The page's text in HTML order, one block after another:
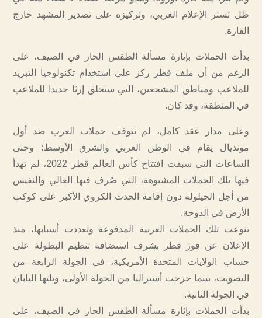
ظل تستر الإعلام الغربي، وتركيزه على تصدير المشهد خارج
القارة.
بدأت الحملات بإثارة مسألة الطقس الحار في الصيف، على
الرغم من أن ملف قطر ركز على استخدام تكنولوجيا التبريد
للملاعب ومناطق المشجعين، التي ستخلق إرثا جديدا للملاعب
في المنطقة، وقد كان.
وعلى مدار عقد كامل، لم تتوقف حملات الغرب ضد أول
مونديال يقام في الوطن العربي والشرق الأوسط؛ وحتى
الساعات التي سبقت افتتاح كأس العالم قطر 2022، لم تهدأ
فيها تلك الحملات المشبوهة، التي صُرف فيها الغالي والنفيس
من أجل الحيلولة دون إقامة الحدث الكروي الأكبر على كوكب
الأرض في الدوحة.
تنوعت تلك الحملات الغربية المدفوعة وتعددت أسبابها، منذ
الإعلان عن فوز قطر بشرف استضافة تنظيم البطولة على
حساب الولايات المتحدة الأمريكية، في الجولة الرابعة من
التصويت، بينما خرجت أستراليا من الجولة الأولى، وتلتها اليابان
في الجولة الثانية.
بدأت الحملات بإثارة مسألة الطقس الحار في الصيف، على